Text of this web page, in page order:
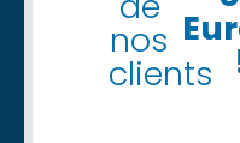
nos
clients